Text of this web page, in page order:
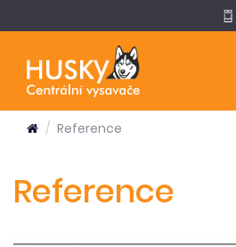
Reference
Reference